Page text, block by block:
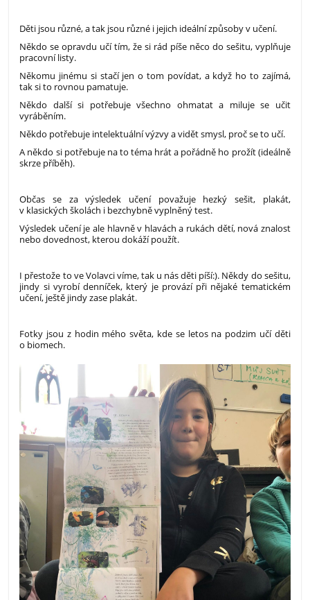
Děti jsou různé, a tak jsou různé i jejich ideální způsoby v učení.
Někdo se opravdu učí tím, že si rád píše něco do sešitu, vyplňuje
pracovní listy.
Někomu jinému si stačí jen o tom povídat, a když ho to zajímá,
tak si to rovnou pamatuje.
Někdo další si potřebuje všechno ohmatat a miluje se učit
vyráběním.
Někdo potřebuje intelektuální výzvy a vidět smysl, proč se to učí.
A někdo si potřebuje na to téma hrát a pořádně ho prožít (ideálně
skrze příběh).
Občas se za výsledek učení považuje hezký sešit, plakát,
v klasických školách i bezchybně vyplněný test.
Výsledek učení je ale hlavně v hlavách a rukách dětí, nová znalost
nebo dovednost, kterou dokáží použít.
I přestože to ve Volavci víme, tak u nás děti píší:). Někdy do sešitu,
jindy si vyrobí denníček, který je provází při nějaké tematickém
učení, ještě jindy zase plakát.
Fotky jsou z hodin mého světa, kde se letos na podzim učí děti
o biomech.